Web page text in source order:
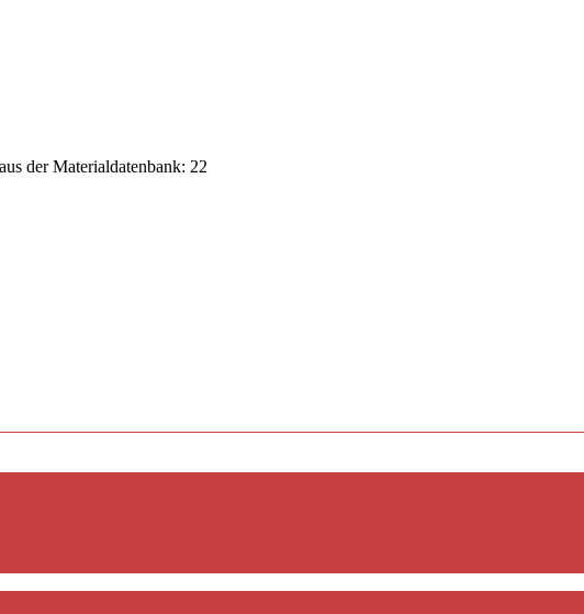
der Materialdatenbank: 22